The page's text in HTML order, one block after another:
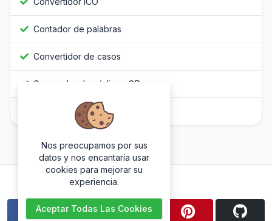
Contador de palabras
Convertidor de casos
Generador de códigos QR
Ofuscador de JavaScript
Síguenos
Nos preocupamos por sus
datos y nos encantaría usar
cookies para mejorar su
experiencia.
Aceptar Todas Las Cookies